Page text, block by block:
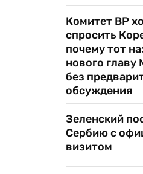
Комитет ВР
спросить
почему тот
нового
без
обсуждения
Зеленский
Сербию с
визитом